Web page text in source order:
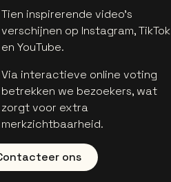
Tien inspirerende video's
verschijnen op Instagram, TikTok
en YouTube.
Via interactieve online voting
betrekken we bezoekers, wat
zorgt voor extra
merkzichtbaarheid.
ons